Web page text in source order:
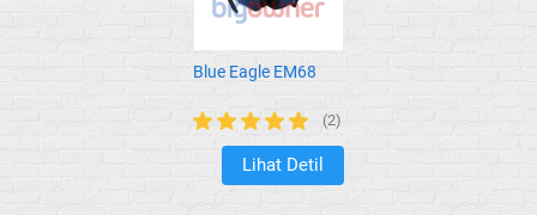
Blue Eagle EM68
(2)
`
Lihat Detil